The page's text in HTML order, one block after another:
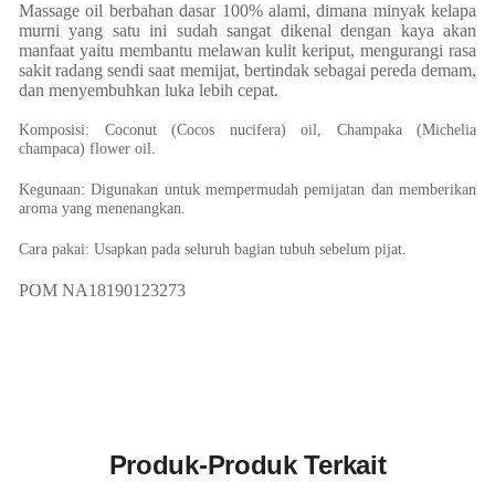
Massage oil berbahan dasar 100% alami, dimana minyak kelapa
murni yang satu ini sudah sangat dikenal dengan kaya akan
manfaat yaitu membantu melawan kulit keriput, mengurangi rasa
sakit radang sendi saat memijat, bertindak sebagai pereda demam,
dan menyembuhkan luka lebih cepat.
Komposisi: Coconut (Cocos nucifera) oil, Champaka (Michelia
champaca) flower oil.
Kegunaan: Digunakan untuk mempermudah pemijatan dan memberikan
aroma yang menenangkan.
Cara pakai: Usapkan pada seluruh bagian tubuh sebelum pijat.
POM NA18190123273
Produk-Produk Terkait